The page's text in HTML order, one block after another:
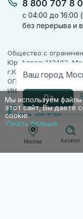
Москва
Ваш город
Да
Каталог
Мы используем
этот сайт, Вы даете
cookie.
Узнать больше
8 800 707 8
с 04:00 до 16:00
без перерыва и
Общество с
Юр. Адрес: 143402,
г.Красногорск, ул.
ОГРН 1225000071955
ИНН 5024223277